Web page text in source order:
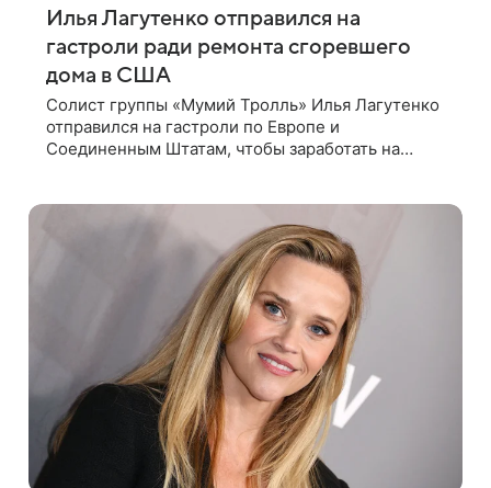
Илья Лагутенко отправился на
гастроли ради ремонта сгоревшего
дома в США
Солист группы «Мумий Тролль» Илья Лагутенко
отправился на гастроли по Европе и
Соединенным Штатам, чтобы заработать на